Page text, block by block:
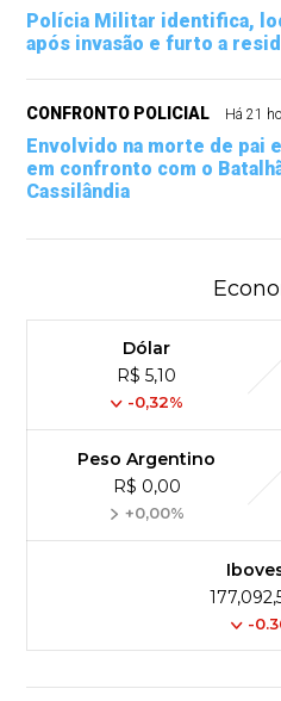
Polícia Militar identifica,
após invasão e furto a
CONFRONTO POLICIAL Há 21
Envolvido na morte de pai
em confronto com o
Cassilândia
Dólar
R$ 5,10
-0,32%
Peso Argentino
R$ 0,00
+0,00%
-